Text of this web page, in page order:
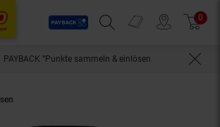
Payback
Suchfeld einblenden
Prospekte 0
PAYBACK °Punkte sammeln & einlösen